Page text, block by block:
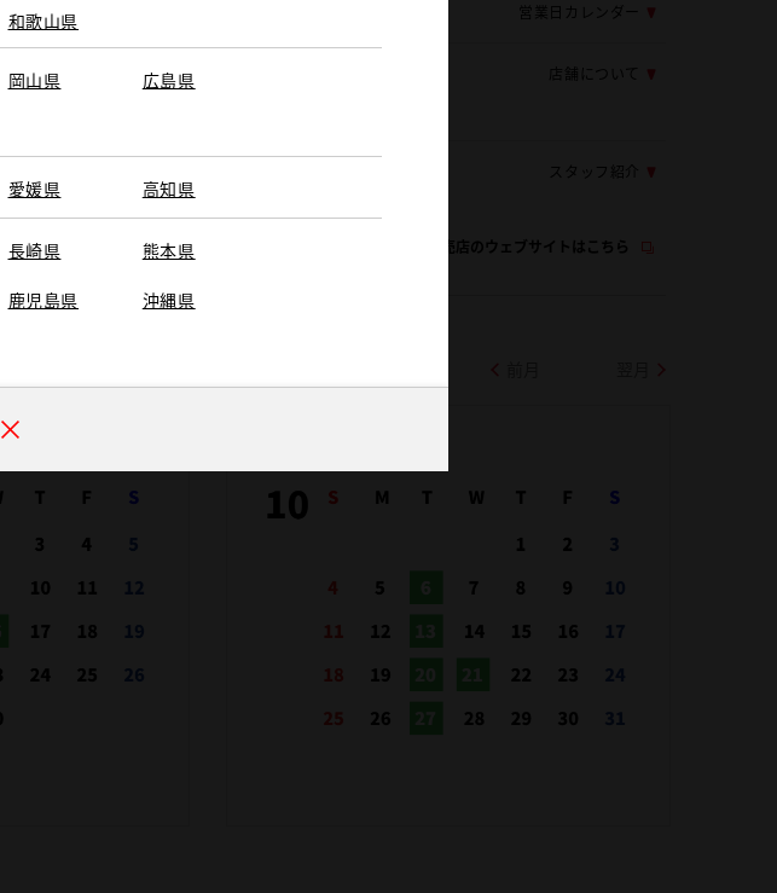
和歌山県
岡山県 広島県
愛媛県 高知県
長崎県 熊本県
鹿児島県 沖縄県
営業日カレンダー
施設情報・
店舗について
スタッフ スタッフ紹介
この販売店のウェブサイトはこちら